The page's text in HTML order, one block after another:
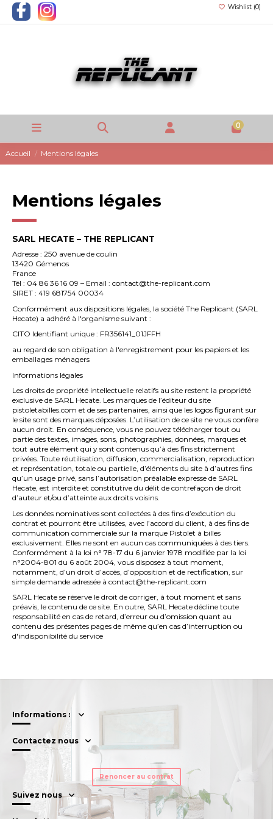
Wishlist (0)
0
Accueil Mentions légales
Mentions légales
SARL HECATE – THE REPLICANT
Adresse : 250 avenue de coulin
13420 Gémenos
France
Tél : 04 86 36 16 09 – Email : contact@the-replicant.com
SIRET : 419 681754 00034
Conformément aux dispositions légales, la société The Replicant (SARL
Hecate) a adhéré à l'organisme suivant :
CITO Identifiant unique : FR356141_01JFFH
au regard de son obligation à l'enregistrement pour les papiers et les
emballages ménagers
Informations légales
Les droits de propriété intellectuelle relatifs au site restent la propriété
exclusive de SARL Hecate. Les marques de l’éditeur du site
pistoletabilles.com et de ses partenaires, ainsi que les logos figurant sur
le site sont des marques déposées. L’utilisation de ce site ne vous confère
aucun droit. En conséquence, vous ne pouvez télécharger tout ou
partie des textes, images, sons, photographies, données, marques et
tout autre élément qui y sont contenus qu’à des fins strictement
privées. Toute réutilisation, diffusion, commercialisation, reproduction
et représentation, totale ou partielle, d’éléments du site à d’autres fins
qu’un usage privé, sans l’autorisation préalable expresse de SARL
Hecate, est interdite et constitutive du délit de contrefaçon de droit
d’auteur et/ou d’atteinte aux droits voisins.
Les données nominatives sont collectées à des fins d’exécution du
contrat et pourront être utilisées, avec l’accord du client, à des fins de
communication commerciale sur la marque Pistolet à billes
exclusivement. Elles ne sont en aucun cas communiquées à des tiers.
Conformément à la loi n° 78-17 du 6 janvier 1978 modifiée par la loi
n°2004-801 du 6 août 2004, vous disposez à tout moment,
notamment, d’un droit d’accès, d’opposition et de rectification, sur
simple demande adressée à contact@the-replicant.com
SARL Hecate se réserve le droit de corriger, à tout moment et sans
préavis, le contenu de ce site. En outre, SARL Hecate décline toute
responsabilité en cas de retard, d’erreur ou d’omission quant au
contenu des présentes pages de même qu’en cas d’interruption ou
d'indisponibilité du service
Informations :
Contactez nous
Renoncer au contrat
Suivez nous